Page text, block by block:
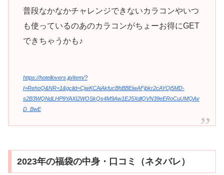
普段なかなかチャレンジできないカラコンやいつ
も使っているのあのカラコンがちょーお得にGET
できちゃうかも♪
https://hotellovers.jp/item/?
I=RehoQ&NR=1&gclid=CjwKCAiAkfucBhBBEiwAFjbkr2cAYOj5MD-
s2B3WQNdLHP9YAXI2WOSkQs4M9Aw1EJ5XdlQVN39eERoCuUMQAv
D_BwE
2023年の福袋の中身・口コミ（ネタバレ）